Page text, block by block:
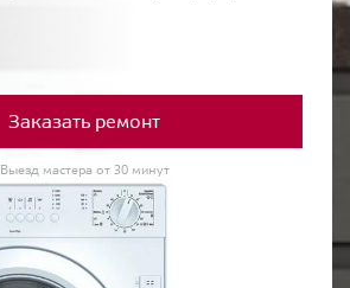
Заказать ремонт
Выезд мастера от 30 минут